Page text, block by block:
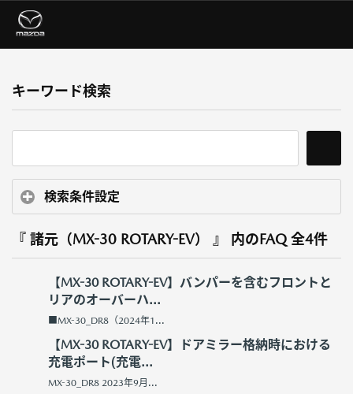
キーワード検索
検索条件設定
『 諸元（MX-30 ROTARY-EV） 』 内のFAQ 全4件
【MX-30 ROTARY-EV】バンパーを含むフロントと
リアのオーバーハ...
■MX-30_DR8（2024年1...
【MX-30 ROTARY-EV】ドアミラー格納時における
充電ポート(充電...
MX-30_DR8 2023年9月...